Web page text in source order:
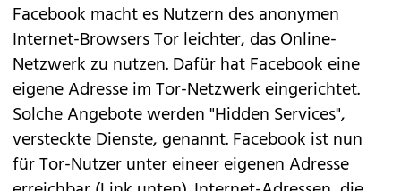
Facebook macht es Nutzern des anonymen
Internet-Browsers Tor leichter, das Online-
Netzwerk zu nutzen. Dafür hat Facebook eine
eigene Adresse imTor-Netzwerkeingerichtet.
Solche Angebote werden "Hidden Services",
versteckte Dienste, genannt. Facebook ist nun
für Tor-Nutzer unter eineer eigenen Adresse